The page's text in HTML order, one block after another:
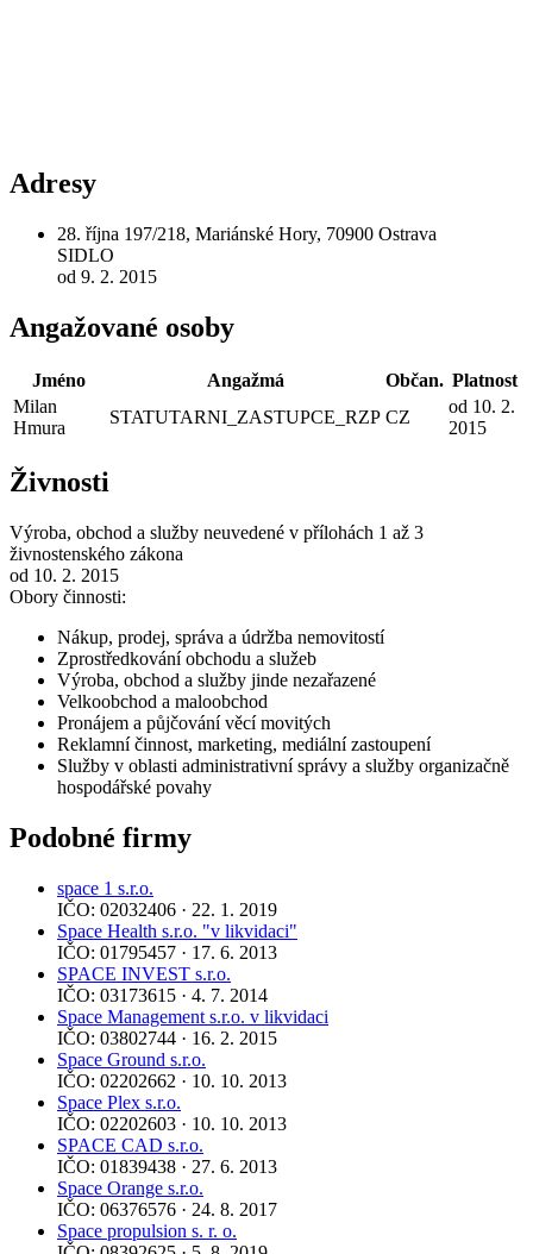
Adresy
28. října 197/218, Mariánské Hory, 70900 Ostrava
SIDLO
od 9. 2. 2015
Angažované osoby
Jméno Angažmá Občan. Platnost
Milan
Hmura
STATUTARNI_ZASTUPCE_RZP CZ
od 10. 2.
2015
Živnosti
Výroba, obchod a služby neuvedené v přílohách 1 až 3
živnostenského zákona
od 10. 2. 2015
Obory činnosti:
Nákup, prodej, správa a údržba nemovitostí
Zprostředkování obchodu a služeb
Výroba, obchod a služby jinde nezařazené
Velkoobchod a maloobchod
Pronájem a půjčování věcí movitých
Reklamní činnost, marketing, mediální zastoupení
Služby v oblasti administrativní správy a služby organizačně
hospodářské povahy
Podobné firmy
space 1 s.r.o.
IČO: 02032406 · 22. 1. 2019
Space Health s.r.o. "v likvidaci"
IČO: 01795457 · 17. 6. 2013
SPACE INVEST s.r.o.
IČO: 03173615 · 4. 7. 2014
Space Management s.r.o. v likvidaci
IČO: 03802744 · 16. 2. 2015
Space Ground s.r.o.
IČO: 02202662 · 10. 10. 2013
Space Plex s.r.o.
IČO: 02202603 · 10. 10. 2013
SPACE CAD s.r.o.
IČO: 01839438 · 27. 6. 2013
Space Orange s.r.o.
IČO: 06376576 · 24. 8. 2017
Space propulsion s. r. o.